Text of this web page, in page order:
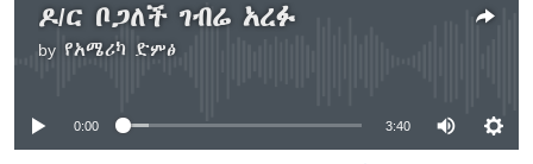
ዶ/ር ቦጋለች ገብሬ አረፉ
by የአሜሪካ ድምፅ
No media source currently available
0:00 3:40